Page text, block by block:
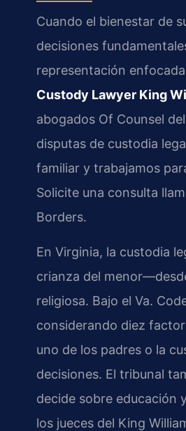
Cuando el bienestar de
decisiones
representación
Custody Lawyer King
abogados Of Counsel
disputas de custodia
familiar y trabajamos
Solicite una consulta
Borders.
En Virginia, la custodia
crianza del
religiosa. Bajo el Va.
considerando diez
uno de los padres o la
decisiones. El tribunal
decide sobre educación
los jueces del King